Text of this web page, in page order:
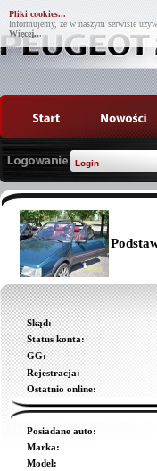
Pliki cookies...
Informujemy, że w naszym serwisie
Więcej...
Skąd:
Status konta:
GG:
Rejestracja:
Ostatnio online:
Posiadane auto:
Marka:
Model: